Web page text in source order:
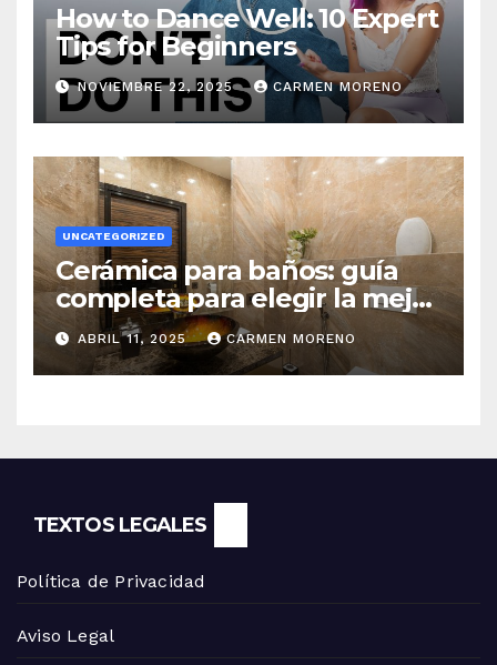
How to Dance Well: 10 Expert
Tips for Beginners
NOVIEMBRE 22, 2025 CARMEN MORENO
UNCATEGORIZED
Cerámica para baños: guía
completa para elegir la mejor
opción
ABRIL 11, 2025 CARMEN MORENO
TEXTOS LEGALES
Política de Privacidad
Aviso Legal